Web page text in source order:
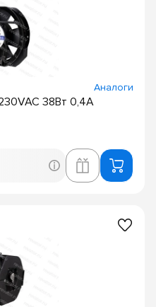
Аналоги
38Вт 0,4А